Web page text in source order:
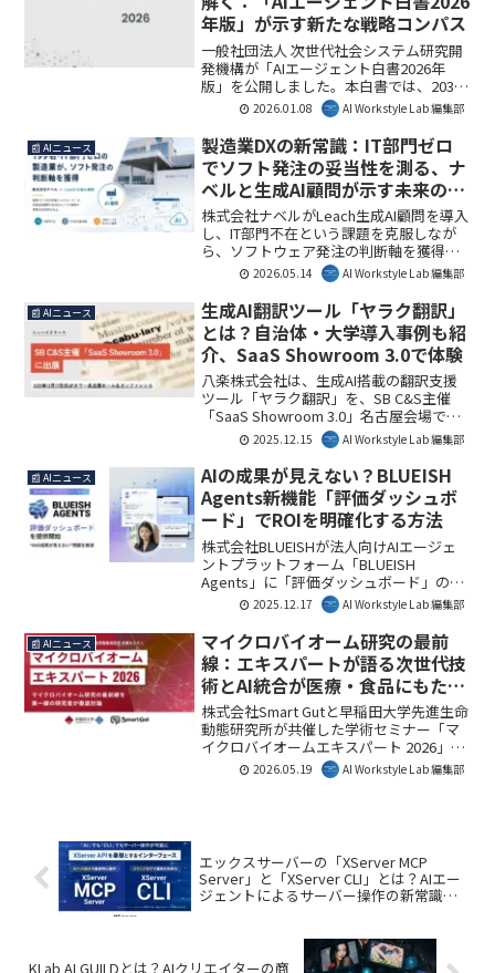
は、この分業モデルが人手不足とコスト
課題を同時に解決する新たなアプローチ
として注目しています。
年版」が示す新たな戦略コンパス
一般社団法人 次世代社会システム研究開
発機構が「AIエージェント白書2026年
版」を公開しました。本白書では、2030
年には市場規模が9倍以上に拡大すると予
測されるAIエージェント市場の動向と、
企業に求められる組織変革の必要性が詳
細に解説されています。AI Workstyle Lab
編集部としては、AIを仕事で活用する上
で不可欠な戦略的洞察を提供する資料と
して注目しています。
2026.01.08 AI Workstyle Lab 編集部
📰 AIニュース
製造業DXの新常識：IT部門ゼロ
でソフト発注の妥当性を測る、ナ
ベルと生成AI顧問が示す未来の経
営戦略
株式会社ナベルがLeach生成AI顧問を導入
し、IT部門不在という課題を克服しなが
ら、ソフトウェア発注の判断軸を獲得し
ました。これにより大幅なコスト削減と
DX推進を実現しており、中小製造業が抱
えるIT人材不足やDX推進の悩みに、外部
知見の活用が有効な解決策となることを
示唆しています。本事例は、AI顧問が企
業の経営戦略にどう貢献するかを示す重
要な示唆を含んでいます。
2026.05.14 AI Workstyle Lab 編集部
📰 AIニュース
生成AI翻訳ツール「ヤラク翻訳」
とは？自治体・大学導入事例も紹
介、SaaS Showroom 3.0で体験
八楽株式会社は、生成AI搭載の翻訳支援
ツール「ヤラク翻訳」を、SB C&S主催
「SaaS Showroom 3.0」名古屋会場で展
示します。このツールは、自治体や大学
での導入事例とともに、契約書やマニュ
アルの多言語化を効率化し、業務の生産
性向上に貢献します。AI Workstyle Lab編
集部としては、AIと人の協調による翻訳
の未来を示す注目すべき動きだと考えま
す。
2025.12.15 AI Workstyle Lab 編集部
📰 AIニュース
AIの成果が見えない？BLUEISH
Agents新機能「評価ダッシュボ
ード」でROIを明確化する方法
株式会社BLUEISHが法人向けAIエージェ
ントプラットフォーム「BLUEISH
Agents」に「評価ダッシュボード」の提
供を開始しました。これにより、AIの成
果や学習データを一元的に可視化し、
「AIの成果が見えない」という企業の課
題を解消します。AIの投資対効果を明確
にし、組織的なAI運用を加速させる重要
な一歩となるでしょう。
2025.12.17 AI Workstyle Lab 編集部
📰 AIニュース
マイクロバイオーム研究の最前
線：エキスパートが語る次世代技
術とAI統合が医療・食品にもたら
す革新
株式会社Smart Gutと早稲田大学先進生命
動態研究所が共催した学術セミナー「マ
イクロバイオームエキスパート 2026」の
開催レポートです。最前線の研究者が集
結し、次世代の細菌叢解析技術、大規模
や産業応用への道筋を示す重要な機会と
なりました。
2026.05.19 AI Workstyle Lab 編集部
エックスサーバーの「XServer MCP
Server」と「XServer CLI」とは？AIエー
ジェントによるサーバー操作の新常識を
KLab AI GUILDとは？AIクリエイターの商